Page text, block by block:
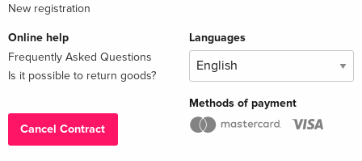
New registration
Online help
Frequently Asked Questions
Is it possible to return goods?
Cancel Contract
Languages
Methods of payment